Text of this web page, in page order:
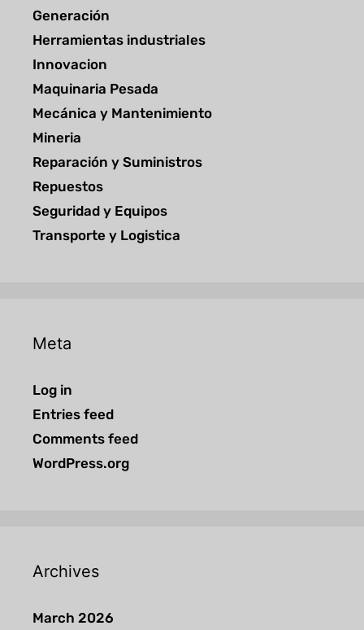
Generación
Herramientas industriales
Innovacion
Maquinaria Pesada
Mecánica y Mantenimiento
Mineria
Reparación y Suministros
Repuestos
Seguridad y Equipos
Transporte y Logistica
Meta
Log in
Entries feed
Comments feed
WordPress.org
Archives
March 2026